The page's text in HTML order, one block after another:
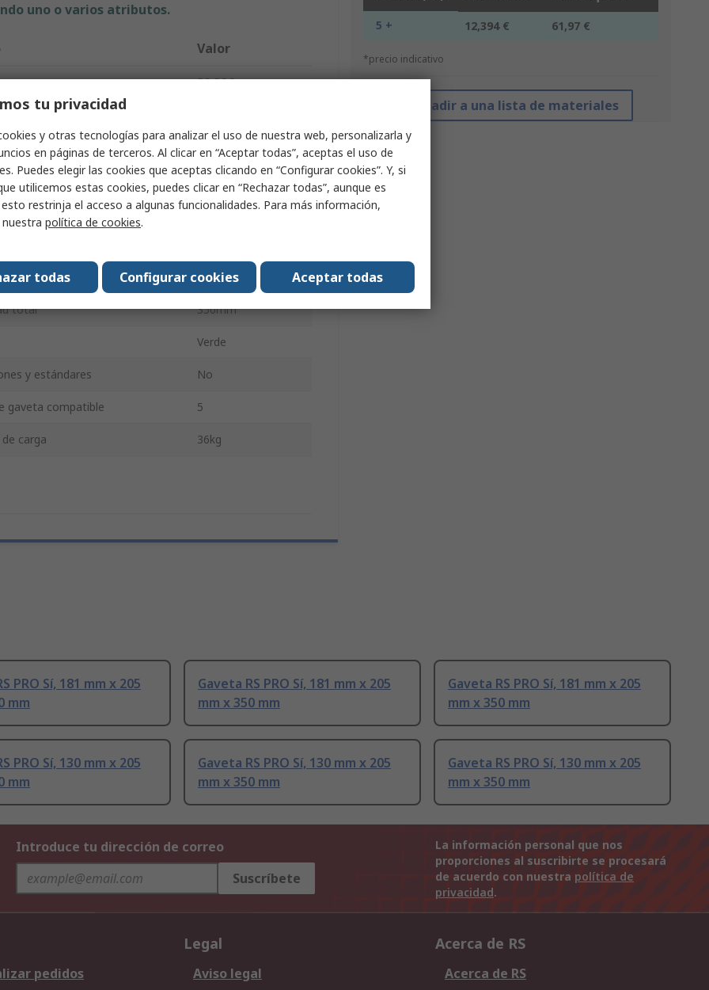
5 + 12,394 € 61,97 €
*precio indicativo
Añadir a una lista de materiales
uno o varios atributos.
Valor
RS PRO
Gaveta
Sí
la gaveta Polipropileno
205mm
total 350mm
Verde
y estándares No
gaveta compatible 5
carga 36kg
PRO Sí, 181 mm x 205
mm
Gaveta RS PRO Sí, 181 mm x 205
mm x 350 mm
Gaveta RS PRO Sí, 181 mm x 205
mm x 350 mm
PRO Sí, 130 mm x 205
mm
Gaveta RS PRO Sí, 130 mm x 205
mm x 350 mm
Gaveta RS PRO Sí, 130 mm x 205
mm x 350 mm
Introduce tu dirección de correo
Suscríbete
La información personal que nos
proporciones al suscribirte se procesará
de acuerdo con nuestra política de
privacidad.
pedidos
Legal
Aviso legal
Acerca de RS
Acerca de RS
tu privacidad
y otras tecnologías para analizar el uso de nuestra web, personalizarla y
en páginas de terceros. Al clicar en “Aceptar todas”, aceptas el uso de
Puedes elegir las cookies que aceptas clicando en “Configurar cookies”. Y, si
utilicemos estas cookies, puedes clicar en “Rechazar todas”, aunque es
restrinja el acceso a algunas funcionalidades. Para más información,
política de cookies.
Aceptar todas
Configurar cookies
todas